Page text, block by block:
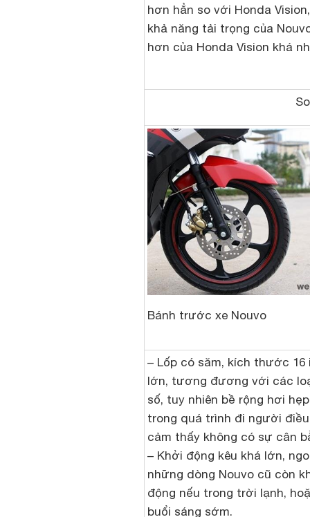
hơn hẳn so với Honda
khả năng tải trọng của
hơn của Honda Vision khá
Bánh trước xe Nouvo
– Lốp có săm, kích thước 16
lớn, tương đương với các
số, tuy nhiên bề rộng hơi
trong quá trình đi người
cảm thấy không có sự cân
– Khởi động kêu khá lớn,
những dòng Nouvo cũ còn
động nếu trong trời lạnh,
buổi sáng sớm.